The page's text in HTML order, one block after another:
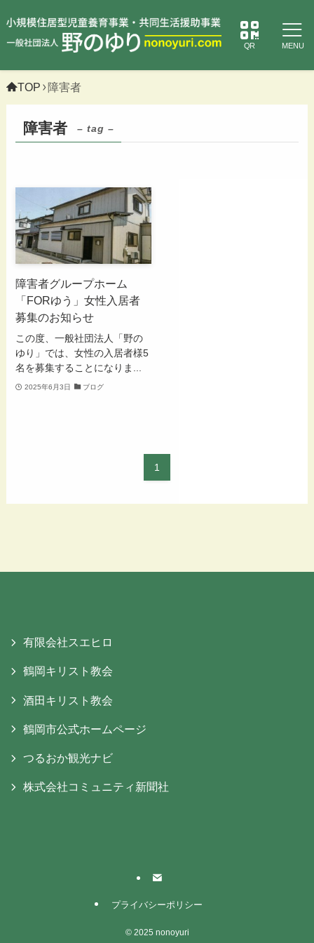
QR MENU
TOP 障害者
障害者 – tag –
障害者グループホーム
「FORゆう」女性入居者
募集のお知らせ
この度、一般社団法人「野の
ゆり」では、女性の入居者様5
名を募集することになりま...
2025年6月3日 ブログ
1
有限会社スエヒロ
鶴岡キリスト教会
酒田キリスト教会
鶴岡市公式ホームページ
つるおか観光ナビ
株式会社コミュニティ新聞社
プライバシーポリシー
©2025 nonoyuri